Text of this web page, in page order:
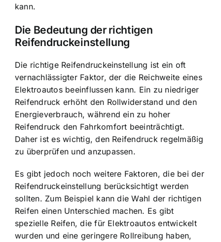
kann.
Die Bedeutung der richtigen
Reifendruckeinstellung
Die richtige Reifendruckeinstellung ist ein oft
vernachlässigter Faktor, der die Reichweite eines
Elektroautos beeinflussen kann. Ein zu niedriger
Reifendruck erhöht den Rollwiderstand und den
Energieverbrauch, während ein zu hoher
Reifendruck den Fahrkomfort beeinträchtigt.
Daher ist es wichtig, den Reifendruck regelmäßig
zu überprüfen und anzupassen.
Es gibt jedoch noch weitere Faktoren, die bei der
Reifendruckeinstellung berücksichtigt werden
sollten. Zum Beispiel kann die Wahl der richtigen
Reifen einen Unterschied machen. Es gibt
spezielle Reifen, die für Elektroautos entwickelt
wurden und eine geringere Rollreibung haben,